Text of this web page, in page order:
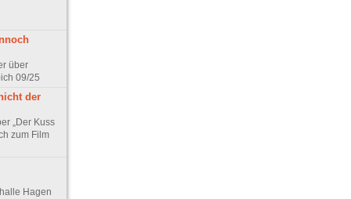
über
09/25
der
„Der Kuss
zum Film
Hagen